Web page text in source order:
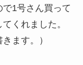
1号さん買って
くれました。
ます。）